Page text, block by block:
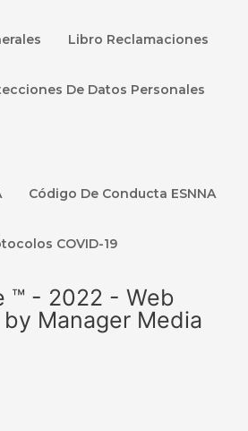
Libro Reclamaciones
De Datos Personales
Código De Conducta ESNNA
COVID-19
™ - 2022 - Web
Manager Media